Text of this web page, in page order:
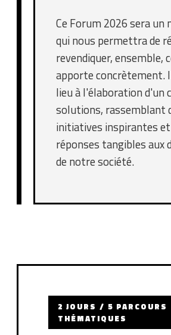
Ce Forum 2026 sera un
qui nous permettra de
revendiquer, ensemble,
apporte concrètement.
lieu à l'élaboration d'un
solutions, rassemblant
initiatives inspirantes
réponses tangibles aux
de notre société.
2 JOURS / 5 PARCOURS
THÉMATIQUES